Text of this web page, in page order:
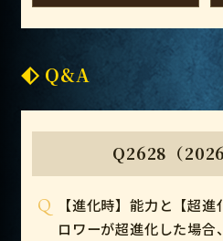
Q&A
Q2628（
Q
【進化時】能力と【超
ロワーが超進化した場